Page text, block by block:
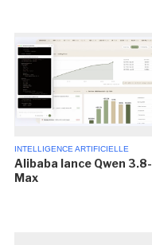
INTELLIGENCE ARTIFICIELLE
Alibaba lance Qwen 3.8-
Max